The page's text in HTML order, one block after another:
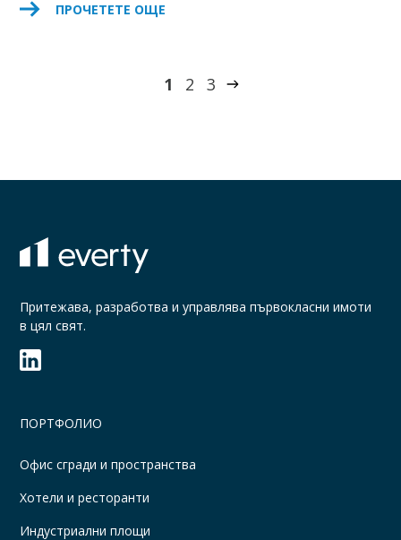
ПРОЧЕТЕТЕ ОЩЕ
1 2 3
Притежава, разработва и управлява първокласни имоти
в цял свят.
ПОРТФОЛИО
Офис сгради и пространства
Хотели и ресторанти
Индустриални площи